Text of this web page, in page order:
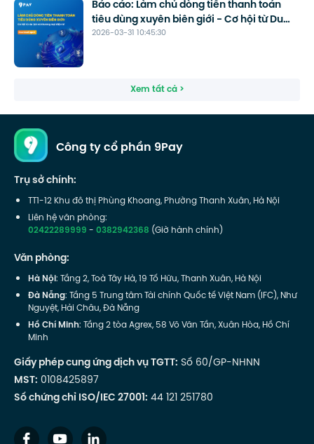
2026-03-31 10:45:30
Báo cáo: Làm chủ dòng tiền thanh toán
tiêu dùng xuyên biên giới - Cơ hội từ Du
lịch và Thương mại điện tử
Xem tất cả >
Công ty cổ phần 9Pay
Trụ sở chính:
TT1-12 Khu đô thị Phùng Khoang, Phường Thanh Xuân, Hà Nội
Liên hệ văn phòng:
02422289999-0382942368 (Giờ hành chính)
Văn phòng:
Hà Nội: Tầng 2, Toà Tây Hà, 19 Tố Hữu, Thanh Xuân, Hà Nội
Đà Nẵng: Tầng 5 Trung tâm Tài chính Quốc tế Việt Nam (IFC), Như
Nguyệt, Hải Châu, Đà Nẵng
Hồ Chí Minh: Tầng 2 tòa Agrex, 58 Võ Văn Tần, Xuân Hòa, Hồ Chí
Minh
Giấy phép cung ứng dịch vụ TGTT: Số 60/GP-NHNN
MST: 0108425897
Số chứng chỉ ISO/IEC 27001: 44 121 251780